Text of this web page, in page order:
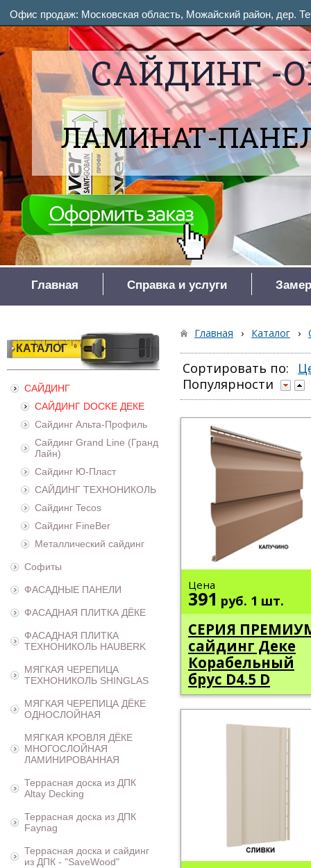
САЙДИНГ -
ЛАМИНАТ-
Офис продаж: Московская область, Можайский район, дер.
Главная Справка и услуги
КАТАЛОГ
САЙДИНГ
САЙДИНГ DOCKE ДЕКЕ
Сайдинг Альта-Профиль
Сайдинг Grand Line (Гранд
Лайн)
Сайдинг Ю-Пласт
САЙДИНГ ТЕХНОНИКОЛЬ
Сайдинг Tecos
Сайдинг FineBer
Металлический сайдинг
Софиты
ФАСАДНЫЕ ПАНЕЛИ
ФАСАДНАЯ ПЛИТКА ДЁКЕ
ФАСАДНАЯ ПЛИТКА
ТЕХНОНИКОЛЬ HAUBERK
МЯГКАЯ ЧЕРЕПИЦА
ТЕХНОНИКОЛЬ SHINGLAS
МЯГКАЯ ЧЕРЕПИЦА ДЁКЕ
ОДНОСЛОЙНАЯ
МЯГКАЯ КРОВЛЯ ДЁКЕ
МНОГОСЛОЙНАЯ
ЛАМИНИРОВАННАЯ
Террасная доска из ДПК
Altay Decking
Террасная доска из ДПК
Faynag
Террасная доска и сайдинг
из ДПК - "SaveWood"
Главная › Каталог ›
Сортировать по:
Популярности
Цена
391 руб. 1 шт.
СЕРИЯ
сайдинг Деке
Корабельный
брус D4.5 D